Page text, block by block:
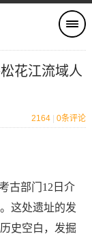
花江流域人
2164 0条评论
古部门12日介
这处遗址的发
史空白，发掘